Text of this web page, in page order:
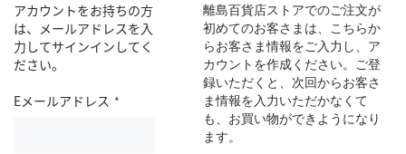
アカウントをお持ちの方
は、メールアドレスを入
力してサインインしてく
ださい。
Eメールアドレス
離島百貨店ストアでのご注文が
初めてのお客さまは、こちらか
らお客さま情報をご入力し、ア
カウントを作成ください。ご登
録いただくと、次回からお客さ
ま情報を入力いただかなくて
も、お買い物ができようになり
ます。